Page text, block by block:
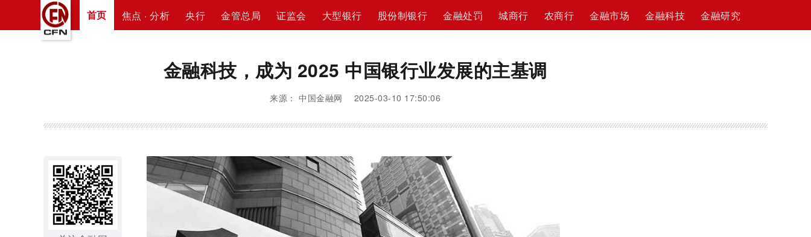
首页 焦点 · 分析 央行 金管总局 证监会 大型银行 股份制银行 金融处罚 城商行 农商行 金融市场 金融科技 金融研究
金融科技，成为 2025 中国银行业发展的主基调
来源： 中国金融网 2025-03-10 17:50:06